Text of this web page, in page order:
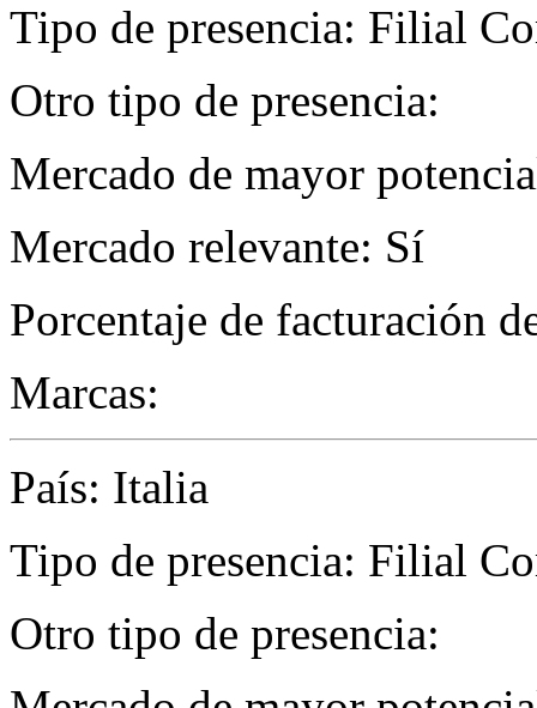
Tipo de presencia: Filial
Otro tipo de presencia:
Mercado de mayor
Mercado relevante: Sí
Porcentaje de facturación
Marcas:
País: Italia
Tipo de presencia: Filial
Otro tipo de presencia: